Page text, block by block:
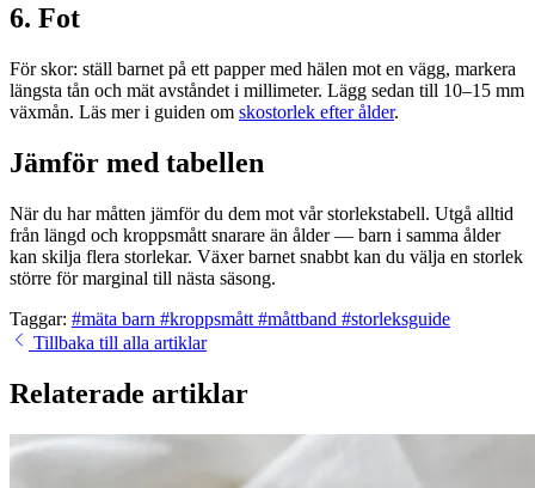
6. Fot
För skor: ställ barnet på ett papper med hälen mot en vägg, markera
längsta tån och mät avståndet i millimeter. Lägg sedan till 10–15 mm
växmån. Läs mer i guiden om skostorlek efter ålder.
Jämför med tabellen
När du har måtten jämför du dem mot vår storlekstabell. Utgå alltid
från längd och kroppsmått snarare än ålder — barn i samma ålder
kan skilja flera storlekar. Växer barnet snabbt kan du välja en storlek
större för marginal till nästa säsong.
Taggar: #mäta barn #kroppsmått #måttband #storleksguide
Tillbaka till alla artiklar
Relaterade artiklar